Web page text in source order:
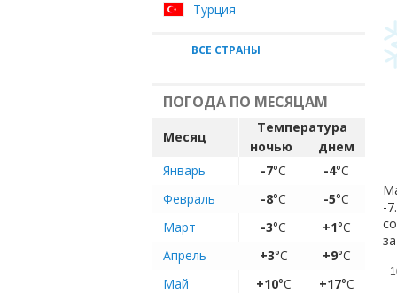
Турция
ВСЕ СТРАНЫ
ПОГОДА ПО МЕСЯЦАМ
Месяц
Температура
ночью
днем
Январь
-7°C -4°C
Февраль
-8°C -5°C
Март
-3°C +1°C
Апрель
+3°C +9°C
Май
+10°C +17°C
-